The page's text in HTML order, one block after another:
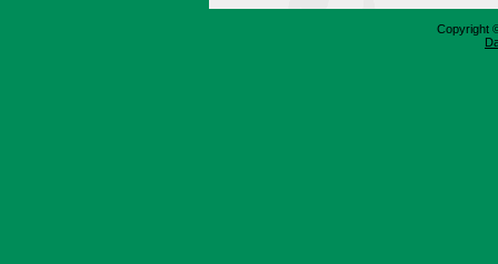
Copyright